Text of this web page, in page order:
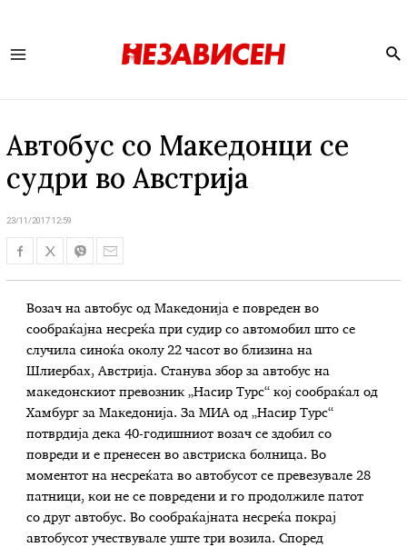
Автобус со Македонци се
судри во Австрија
23/11/2017 12:59
Возач на автобус од Македонија е повреден во
сообраќајна несреќа при судир со автомобил што се
случила синоќа околу 22 часот во близина на
Шлиeрбах, Австрија. Станува збор за автобус на
македонскиот превозник „Насир Турс“ кој сообраќал од
Хамбург за Македонија. За МИА од „Насир Турс“
потврдија дека 40-годишниот возач се здобил со
повреди и е пренесен во австриска болница. Во
моментот на несреќата во автобусот се превезувале 28
патници, кои не се повредени и го продолжиле патот
со друг автобус. Во сообраќајната несреќа покрај
автобусот учествувале уште три возила. Според